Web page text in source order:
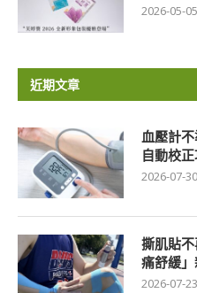
2026-05-05
近期文章
血壓計
自動校
2026-07-30
撕肌貼
痛舒緩
2026-07-23